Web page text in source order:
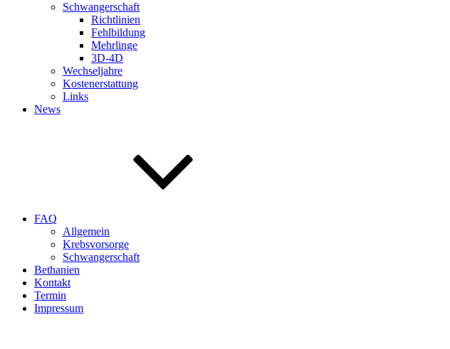
Schwangerschaft
Richtlinien
Fehlbildung
Mehrlinge
3D-4D
Wechseljahre
Kostenerstattung
Links
News
FAQ
Allgemein
Krebsvorsorge
Schwangerschaft
Bethanien
Kontakt
Termin
Impressum